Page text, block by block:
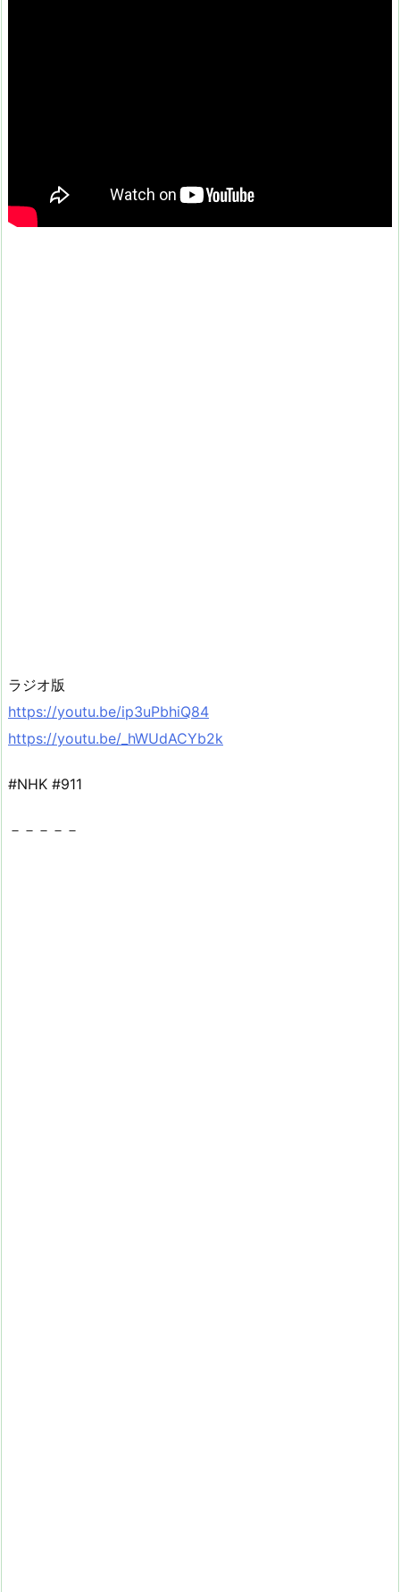
ラジオ版
https://youtu.be/ip3uPbhiQ84
https://youtu.be/_hWUdACYb2k
#NHK #911
－－－－－